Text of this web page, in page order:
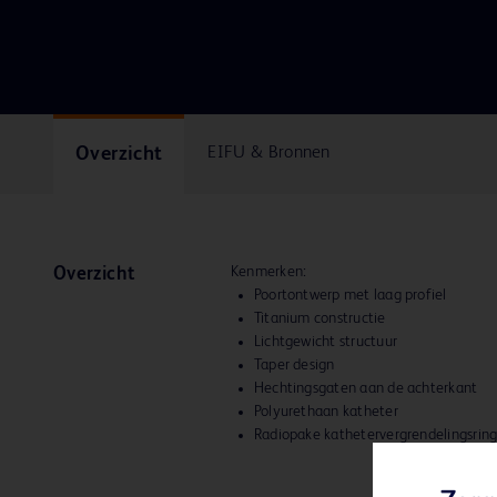
Overzicht EIFU & Bronnen
Overzicht
Kenmerken:
Poortontwerp met laag profiel
Titanium constructie
Lichtgewicht structuur
Taper design
Hechtingsgaten aan de achterkant
Polyurethaan katheter
Radiopake kathetervergrendelingsring